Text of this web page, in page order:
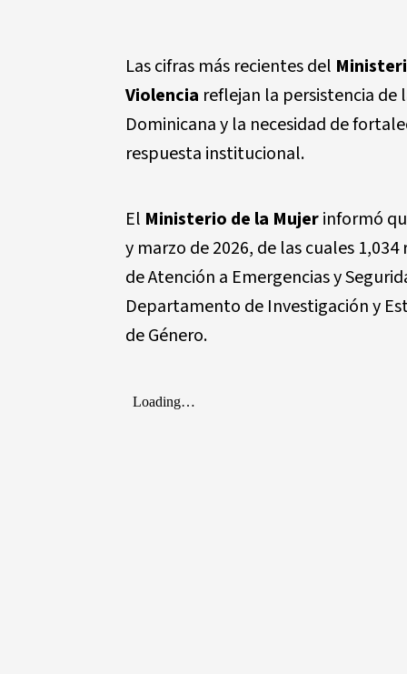
Las cifras más recientes del
Violencia reflejan la persistencia de
Dominicana y la necesidad de
respuesta institucional.
El Ministerio de la Mujerinformó
y marzo de 2026, de las cuales
de Atención a Emergencias y
Departamento de Investigación y
de Género.